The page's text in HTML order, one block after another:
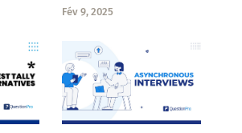
Fév 9, 2025